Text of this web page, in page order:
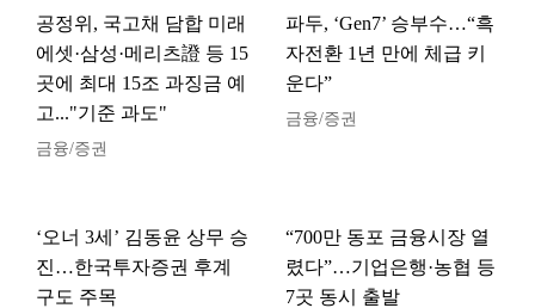
공정위, 국고채 담합 미래
에셋·삼성·메리츠證 등 15
곳에 최대 15조 과징금 예
고..."기준 과도"
금융/증권
파두, ‘Gen7’ 승부수…“흑
자전환 1년 만에 체급 키
운다”
금융/증권
‘오너 3세’ 김동윤 상무 승
진…한국투자증권 후계
구도 주목
“700만 동포 금융시장 열
렸다”…기업은행·농협 등
7곳 동시 출발